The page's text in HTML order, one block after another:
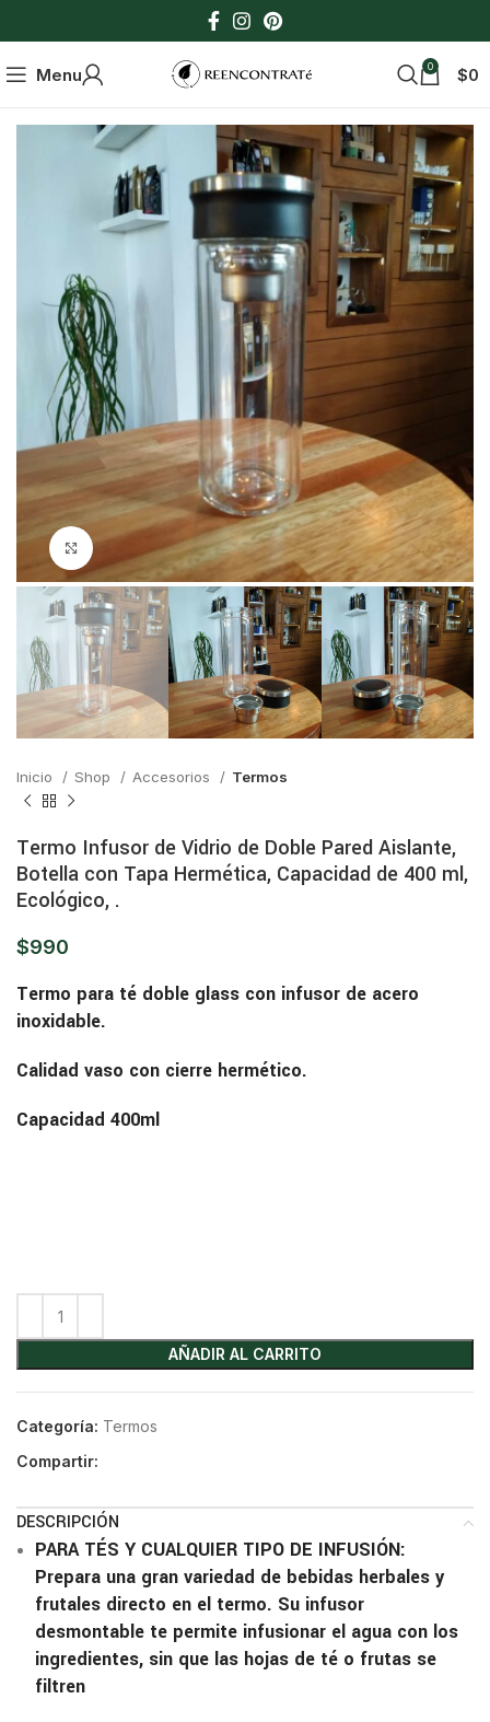
Menu 0 $0
Click para ampliar
Inicio Shop Accesorios Termos
Termo Infusor de Vidrio de Doble Pared Aislante,
Botella con Tapa Hermética, Capacidad de 400 ml,
Ecológico, .
$990
Termo para té doble glass con infusor de acero
inoxidable.
Calidad vaso con cierre hermético.
Capacidad 400ml
AÑADIR AL CARRITO
Categoría: Termos
Compartir:
DESCRIPCIÓN
PARA TÉS Y CUALQUIER TIPO DE INFUSIÓN:
Prepara una gran variedad de bebidas herbales y
frutales directo en el termo. Su infusor
desmontable te permite infusionar el agua con los
ingredientes, sin que las hojas de té o frutas se
filtren